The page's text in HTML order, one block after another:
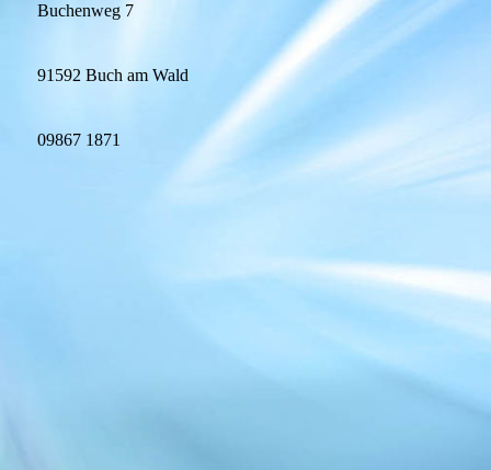
Buchenweg 7
91592 Buch am Wald
09867 1871